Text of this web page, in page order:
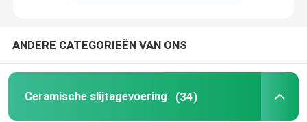
Transportbandreinigingsmachine
ANDERE CATEGORIEËN VAN ONS
Ceramische slijtagevoering (34)